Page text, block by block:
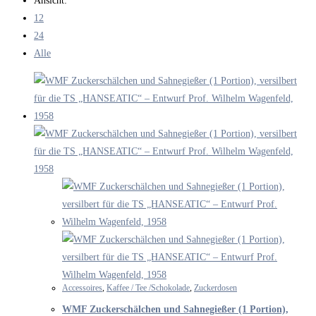
12
24
Alle
Accessoires, Kaffee / Tee /Schokolade, Zuckerdosen
WMF Zuckerschälchen und Sahnegießer (1 Portion),